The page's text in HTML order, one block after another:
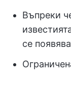
Въпреки
се